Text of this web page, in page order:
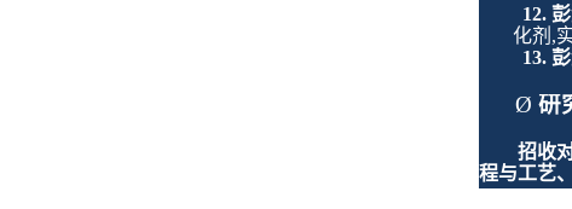
12.
化剂 ,
13.
Ø研
招收
程与工艺、